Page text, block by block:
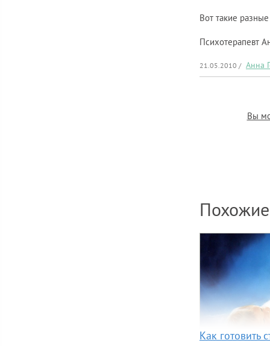
Вот такие
Психотерапевт
21.05.2010 / Анна
Вы
Как готовить